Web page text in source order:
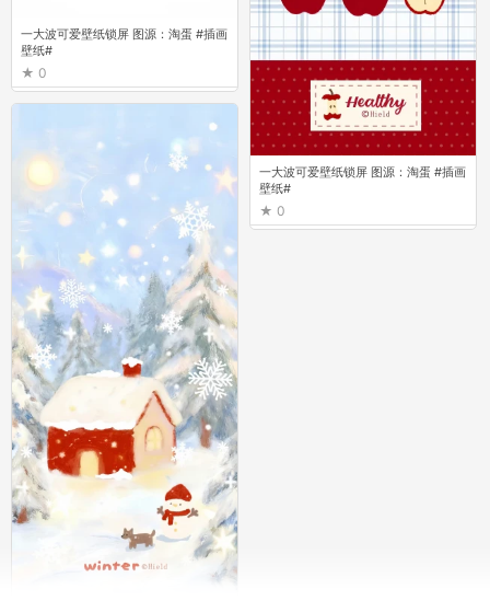
一大波可爱壁纸锁屏 图源：淘蛋 #插画
壁纸#
0
一大波可爱壁纸锁屏 图源：淘蛋 #插画
壁纸#
0